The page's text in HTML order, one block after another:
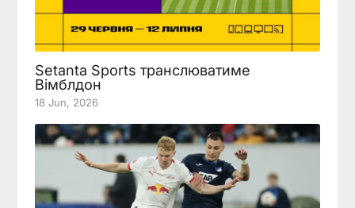
Setanta Sports транслюватиме
Вімблдон
18 Jun, 2026